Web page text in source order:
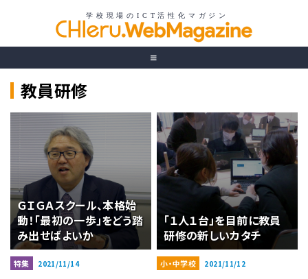
教員研修
ＧＩＧＡスクール、本格始
動！「最初の一歩」をどう踏
み出せばよいか
特集 2021/11/14
「１人１台」を目前に教員
研修の新しいカタチ
小・中学校 2021/11/12